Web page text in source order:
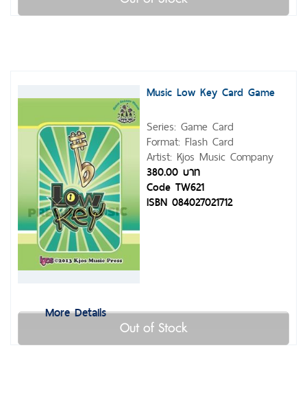
More Details
Music Low Key Card Game
Series: Game Card
Format: Flash Card
Artist: Kjos Music Company
380.00 บาท
Code TW621
ISBN 084027021712
Out of Stock